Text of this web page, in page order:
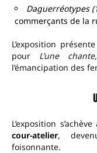
Daguerréotypes
commerçants de la
L’exposition
pour L’une
l’émancipation des
L’exposition
cour-atelier,
foisonnante.